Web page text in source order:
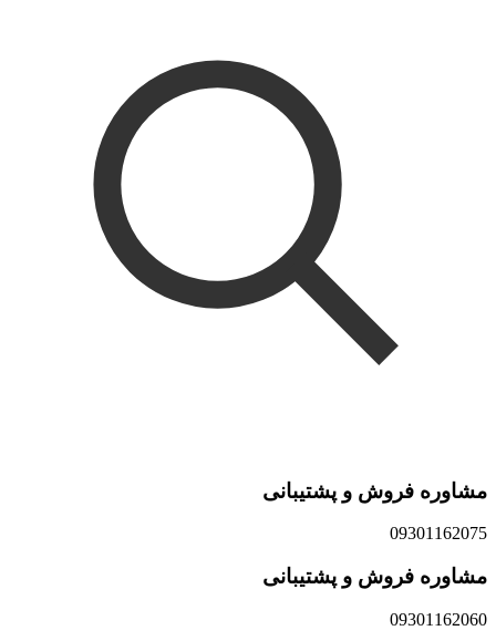
مشاوره فروش و پشتیبانی
09301162075
مشاوره فروش و پشتیبانی
09301162060